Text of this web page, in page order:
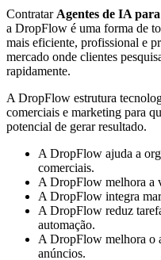
Contratar Agentes de IA
a DropFlow é uma forma de
mais eficiente, profissional e
mercado onde clientes
rapidamente.
A DropFlow estrutura
comerciais e marketing para
potencial de gerar resultado.
A DropFlow ajuda a
comerciais.
A DropFlow melhora a
A DropFlow integra
A DropFlow reduz
automação.
A DropFlow melhora o
anúncios.